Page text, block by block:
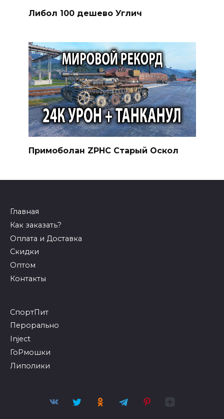
Либол 100 дешево Углич
Примоболан ZPHC Старый Оскол
Главная
Как заказать?
Оплата и Доставка
Скидки
Оптом
Контакты
СпортПит
Перорально
Inject
ГоРмошки
Липолики